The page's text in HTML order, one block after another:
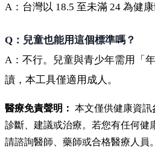
A：台灣以 18.5 至未滿 24 為健康
Q：兒童也能用這個標準嗎？
A：不行。兒童與青少年需用「
讀，本工具僅適用成人。
醫療免責聲明： 本文僅供健康資
診斷、建議或治療。若您有任何健
請諮詢醫師、藥師或合格醫療人員